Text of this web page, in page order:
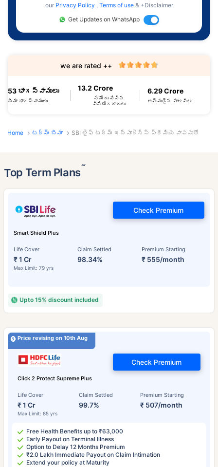
our Privacy Policy , Terms of use & +Disclaimer
Get Updates on WhatsApp
53 భాగస్వాములు
బీమా భాగస్వాములు
13.2 Crore
నమోదు చేసిన
వినియోగదారులు
6.29 Crore
అమ్ముడైన పాలసీలు
we are rated ++
Home టర్మ్ బీమా SBI లైఫ్ టర్మ్ ఇన్సూరెన్స్ ప్రీమియం వాపసుతో
Top Term Plans˜
Smart Shield Plus
Life Cover
₹ 1 Cr
Max Limit: 79 yrs
Claim Settled
98.34%
Premium Starting
₹ 555/month
Check Premium
Upto 15% discount included
Price revising on 10th Aug
Click 2 Protect Supreme Plus
Life Cover
₹ 1 Cr
Max Limit: 85 yrs
Claim Settled
99.7%
Premium Starting
₹ 507/month
Check Premium
Free Health Benefits up to ₹63,000
Early Payout on Terminal Illness
Option to Delay 12 Months Premium
₹2.0 Lakh Immediate Payout on Claim Intimation
Extend your policy at Maturity